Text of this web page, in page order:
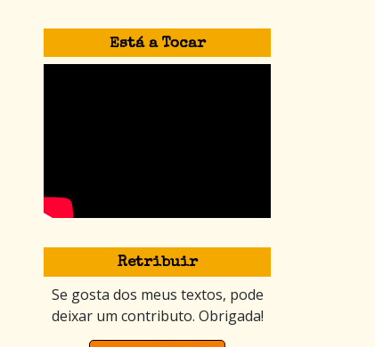
Está a Tocar
Retribuir
Se gosta dos meus textos, pode
deixar um contributo. Obrigada!